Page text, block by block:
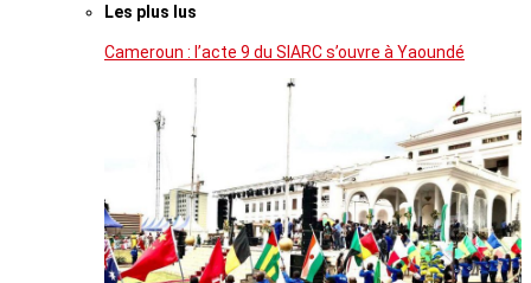
Les plus lus
Cameroun : l’acte 9 du SIARC s’ouvre à Yaoundé